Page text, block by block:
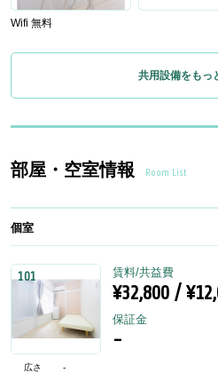
Wifi 無料
共用設備をもっ
部屋・空室情報 Room List
個室
101
広さ -
賃料/共益費
¥32,800 /
保証金
-